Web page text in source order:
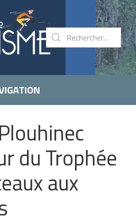
du Trophée
aux